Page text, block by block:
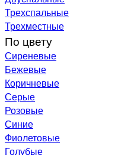
Трехспальные
Трехместные
По цвету
Сиреневые
Бежевые
Коричневые
Серые
Розовые
Синие
Фиолетовые
Голубые